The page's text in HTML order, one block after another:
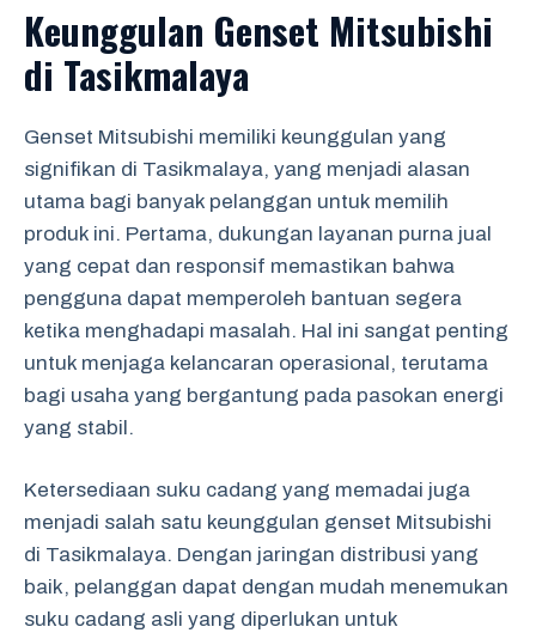
Keunggulan Genset Mitsubishi
di Tasikmalaya
Genset Mitsubishi memiliki keunggulan yang
signifikan di Tasikmalaya, yang menjadi alasan
utama bagi banyak pelanggan untuk memilih
produk ini. Pertama, dukungan layanan purna jual
yang cepat dan responsif memastikan bahwa
pengguna dapat memperoleh bantuan segera
ketika menghadapi masalah. Hal ini sangat penting
untuk menjaga kelancaran operasional, terutama
bagi usaha yang bergantung pada pasokan energi
yang stabil.
Ketersediaan suku cadang yang memadai juga
menjadi salah satu keunggulan genset Mitsubishi
di Tasikmalaya. Dengan jaringan distribusi yang
baik, pelanggan dapat dengan mudah menemukan
suku cadang asli yang diperlukan untuk